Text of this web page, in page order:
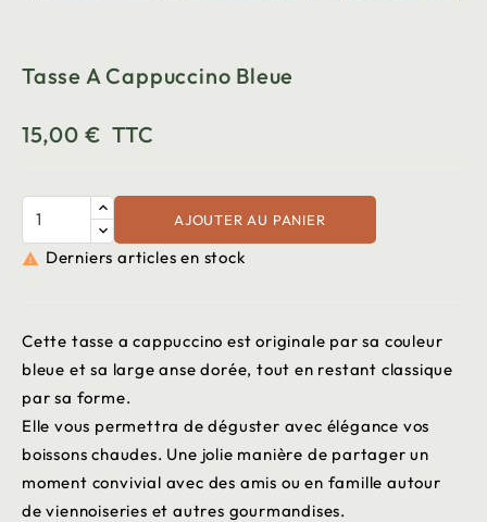
Tasse A Cappuccino Bleue
15,00 € TTC
AJOUTER AU PANIER
 Derniers articles en stock
Cette tasse a cappuccino est originale par sa couleur
bleue et sa large anse dorée, tout en restant classique
par sa forme.
Elle vous permettra de déguster avec élégance vos
boissons chaudes. Une jolie manière de partager un
moment convivial avec des amis ou en famille autour
de viennoiseries et autres gourmandises.